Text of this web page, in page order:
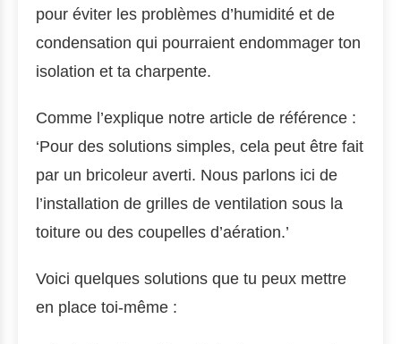
pour éviter les problèmes d’humidité et de
condensation qui pourraient endommager ton
isolation et ta charpente.
Comme l’explique notre article de référence :
‘Pour des solutions simples, cela peut être fait
par un bricoleur averti. Nous parlons ici de
l’installation de grilles de ventilation sous la
toiture ou des coupelles d’aération.’
Voici quelques solutions que tu peux mettre
en place toi-même :